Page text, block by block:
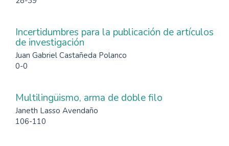
Incertidumbres para la publicación de artículos
de investigación
Juan Gabriel Castañeda Polanco
0-0
Multilingüismo, arma de doble filo
Janeth Lasso Avendaño
106-110